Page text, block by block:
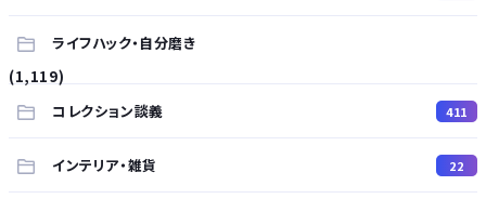
ライフハック・自分磨き
(1,119)
コレクション談義
411
インテリア・雑貨 22